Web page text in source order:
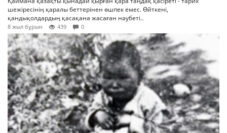
шежіресінің қаралы беттерінен өшпек емес. Өйткені,
қандықолдардың қасақана жасаған нәубеті..
8 жыл бұрын 439 0